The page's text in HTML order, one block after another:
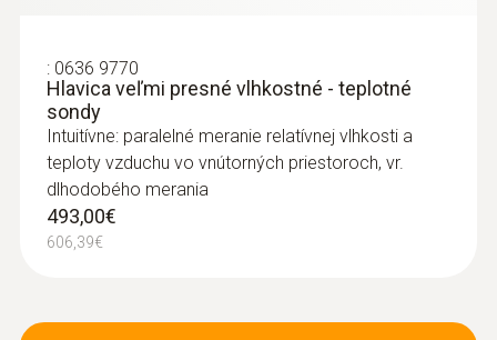
: 0636 9770
Hlavica veľmi presné vlhkostné - teplotné
sondy
Intuitívne: paralelné meranie relatívnej vlhkosti a
teploty vzduchu vo vnútorných priestoroch, vr.
dlhodobého merania
493,00€
606,39€